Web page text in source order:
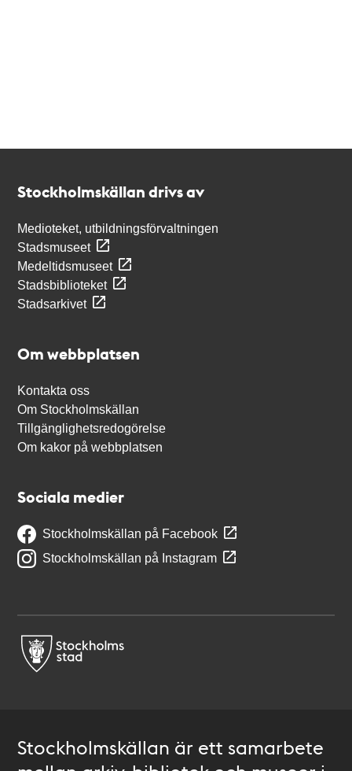
Stockholmskällan drivs av
Medioteket, utbildningsförvaltningen
Stadsmuseet
Medeltidsmuseet
Stadsbiblioteket
Stadsarkivet
Om webbplatsen
Kontakta oss
Om Stockholmskällan
Tillgänglighetsredogörelse
Om kakor på webbplatsen
Sociala medier
Stockholmskällan på Facebook
Stockholmskällan på Instagram
Stockholmskällan är ett samarbete